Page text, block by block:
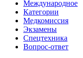
Международное
Категории
Медкомиссия
Экзамены
Спецтехника
Вопрос-ответ